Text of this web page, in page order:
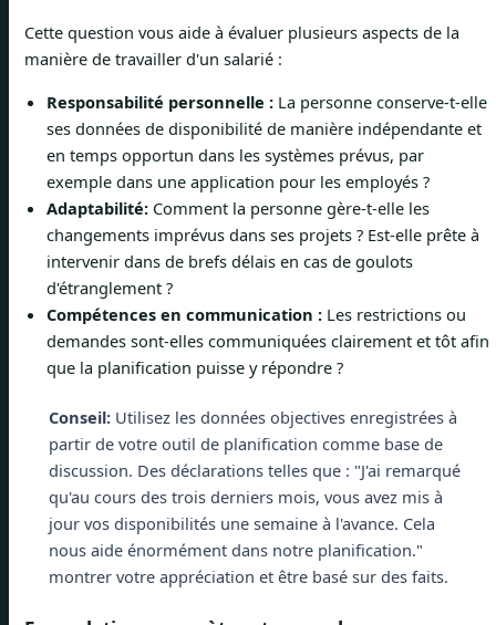
Cette question vous aide à évaluer plusieurs aspects de la
manière de travailler d'un salarié :
Responsabilité personnelle : La personne conserve-t-elle
ses données de disponibilité de manière indépendante et
en temps opportun dans les systèmes prévus, par
exemple dans une application pour les employés ?
Adaptabilité: Comment la personne gère-t-elle les
changements imprévus dans ses projets ? Est-elle prête à
intervenir dans de brefs délais en cas de goulots
d'étranglement ?
Compétences en communication : Les restrictions ou
demandes sont-elles communiquées clairement et tôt afin
que la planification puisse y répondre ?
Conseil:Utilisez les données objectives enregistrées à
partir de votre outil de planification comme base de
discussion. Des déclarations telles que : "J'ai remarqué
qu'au cours des trois derniers mois, vous avez mis à
jour vos disponibilités une semaine à l'avance. Cela
nous aide énormément dans notre planification."
montrer votre appréciation et être basé sur des faits.